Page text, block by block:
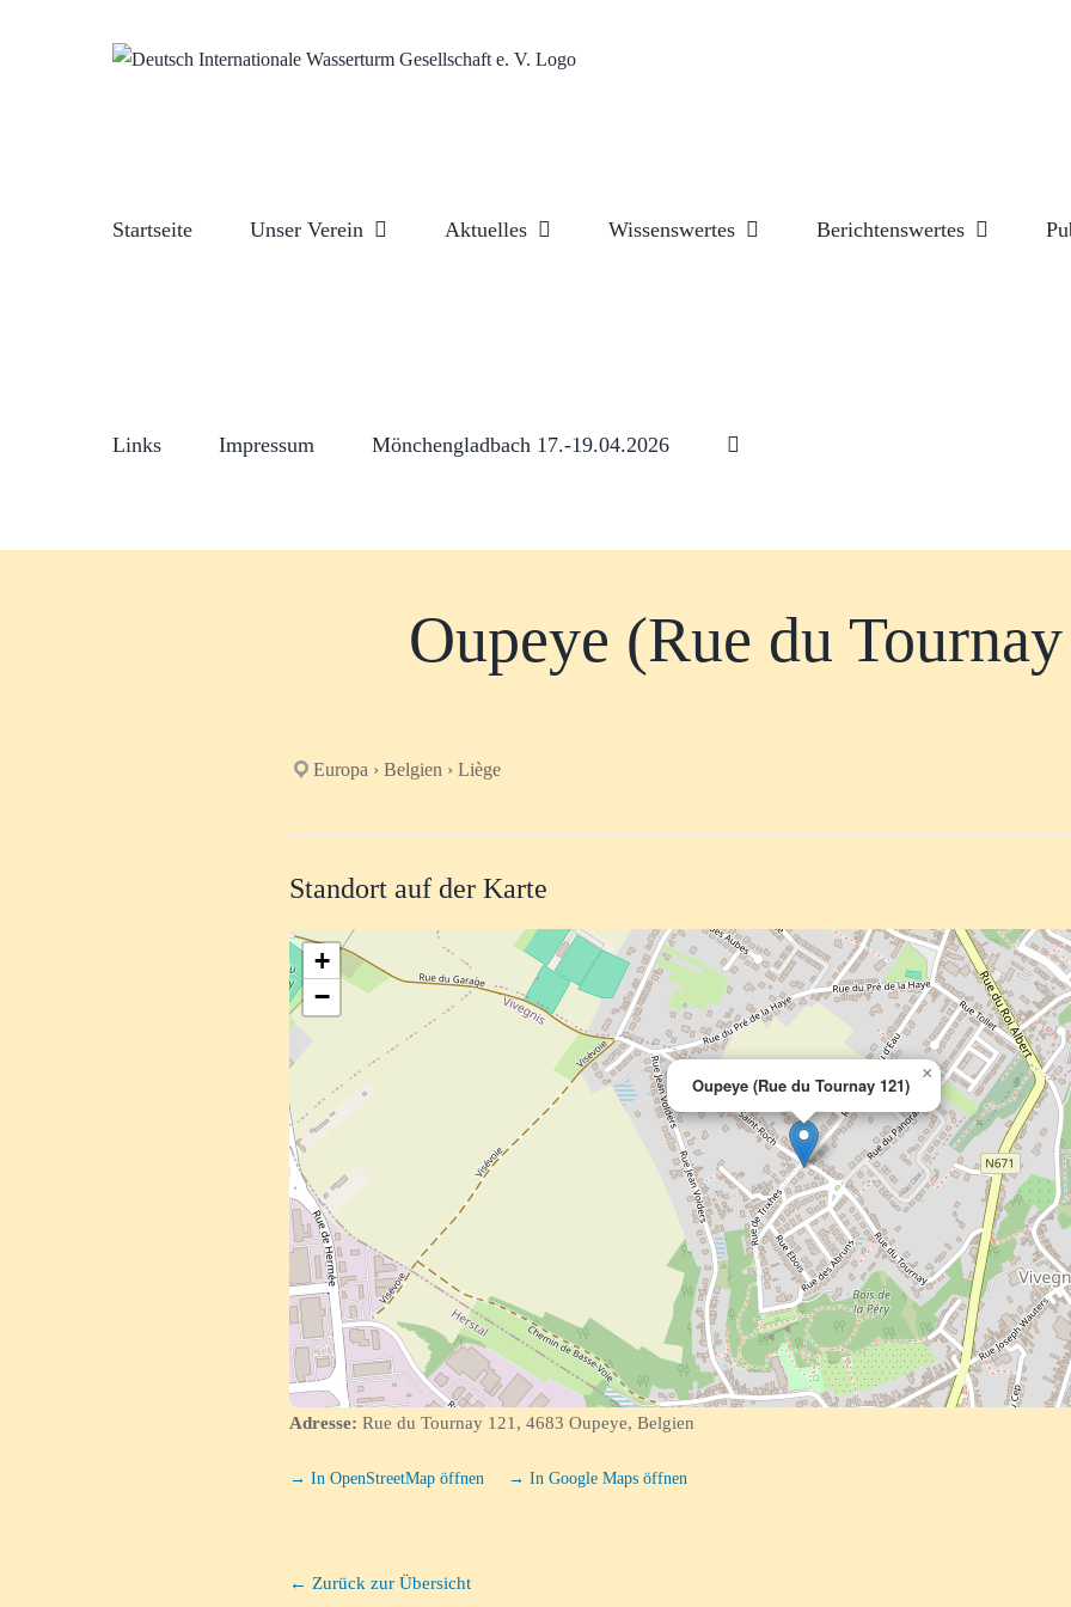
Startseite Unser Verein Aktuelles Wissenswertes Berichtenswertes
Links Impressum Mönchengladbach 17.-19.04.2026
Oupeye (Rue du
Europa › Belgien › Liège
Standort auf der Karte
Oupeye (Rue du Tournay 121)
×
+
−
Adresse: Rue du Tournay 121, 4683 Oupeye, Belgien
→ In OpenStreetMap öffnen → In Google Maps öffnen
← Zurück zur Übersicht